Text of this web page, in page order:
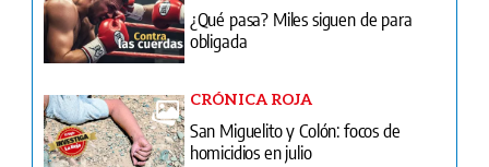
San Miguelito y Colón: focos de
homicidios en julio
INFIDENCIAS Y CONFIDENCIAS
Infidencias y confidencias del 4 de
agosto de 2026